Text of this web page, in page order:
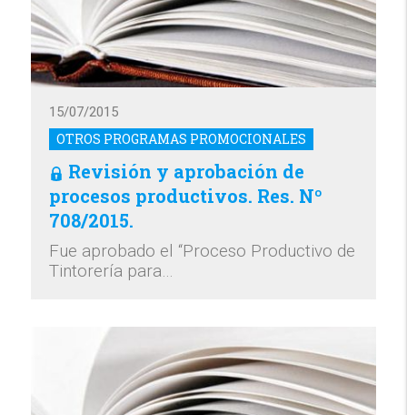
OTROS PROGRAMAS PROMOCIONALES
15/07/2015
Revisión y aprobación de
procesos productivos. Res. Nº
708/2015.
Fue aprobado el “Proceso Productivo de
Tintorería para…